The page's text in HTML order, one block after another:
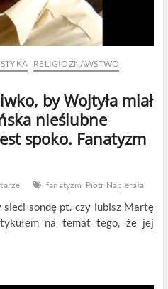
RELIGIOZNAWSTWO
by Wojtyła miał
nieślubne
spoko. Fanatyzm
fanatyzm Piotr Napierała
sieci sondę pt. czy lubisz Martę
na temat tego, że jej